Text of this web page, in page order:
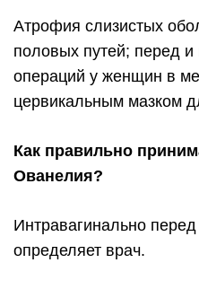
Атрофия слизистых
половых путей; перед и
операций у женщин в
цервикальным мазком
Как правильно
Ованелия?
Интравагинально
определяет врач.